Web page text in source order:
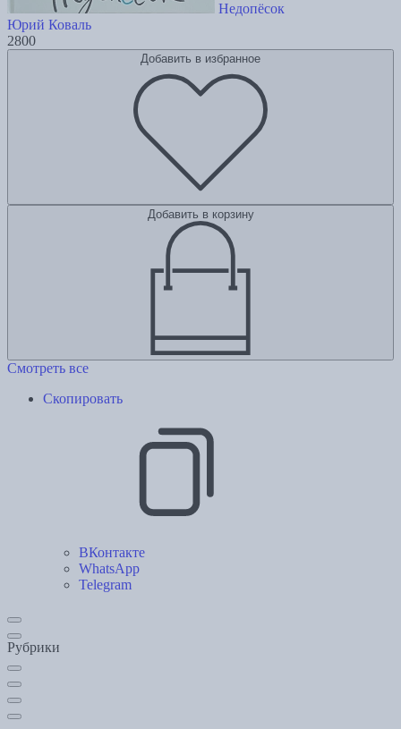
Недопёсок
Юрий Коваль
2800
Добавить в избранное
Добавить в корзину
Смотреть все
Скопировать
ВКонтакте
WhatsApp
Telegram
Рубрики